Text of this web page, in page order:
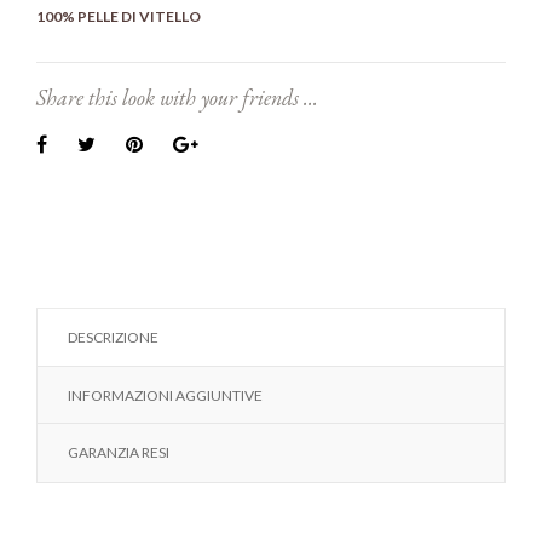
100% PELLE DI VITELLO
Share this look with your friends ...
DESCRIZIONE
INFORMAZIONI AGGIUNTIVE
GARANZIA RESI